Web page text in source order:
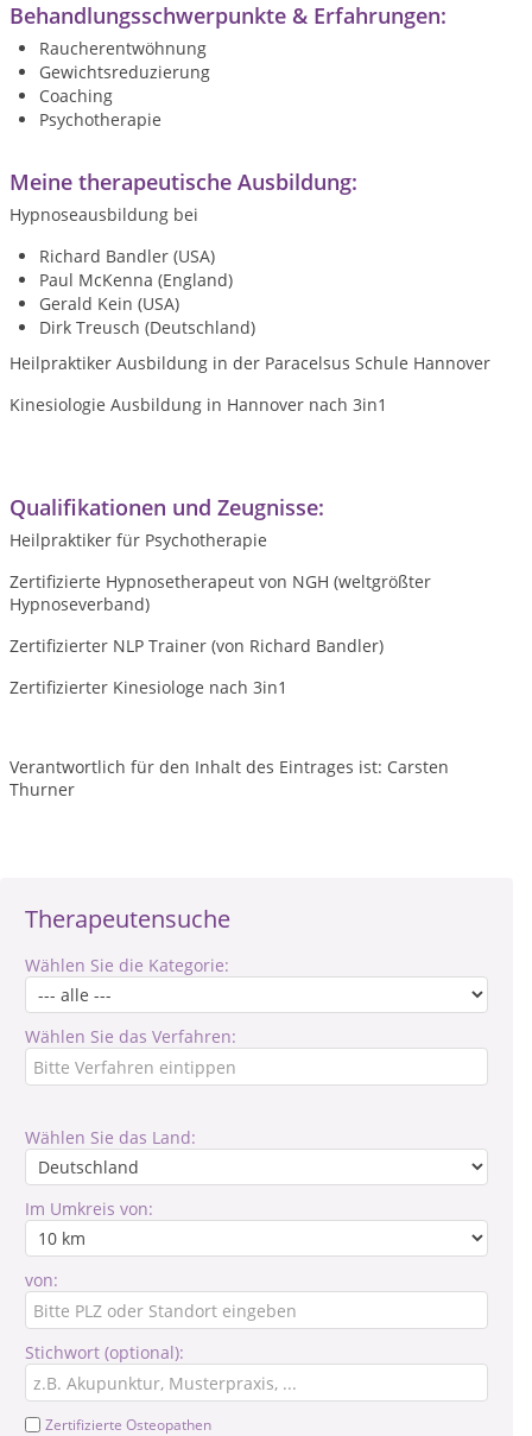
Therapeutensuche
Wählen Sie die Kategorie:
Wählen Sie das Verfahren:
Wählen Sie das Land:
Im Umkreis von:
von:
Stichwort (optional):
Zertifizierte Osteopathen
Behandlungsschwerpunkte & Erfahrungen:
Raucherentwöhnung
Gewichtsreduzierung
Coaching
Psychotherapie
Meine therapeutische Ausbildung:
Hypnoseausbildung bei
Richard Bandler (USA)
Paul McKenna (England)
Gerald Kein (USA)
Dirk Treusch (Deutschland)
Heilpraktiker Ausbildung in der Paracelsus Schule Hannover
Kinesiologie Ausbildung in Hannover nach 3in1
Qualifikationen und Zeugnisse:
Heilpraktiker für Psychotherapie
Zertifizierte Hypnosetherapeut von NGH (weltgrößter
Hypnoseverband)
Zertifizierter NLP Trainer (von Richard Bandler)
Zertifizierter Kinesiologe nach 3in1
Verantwortlich für den Inhalt des Eintrages ist: Carsten
Thurner